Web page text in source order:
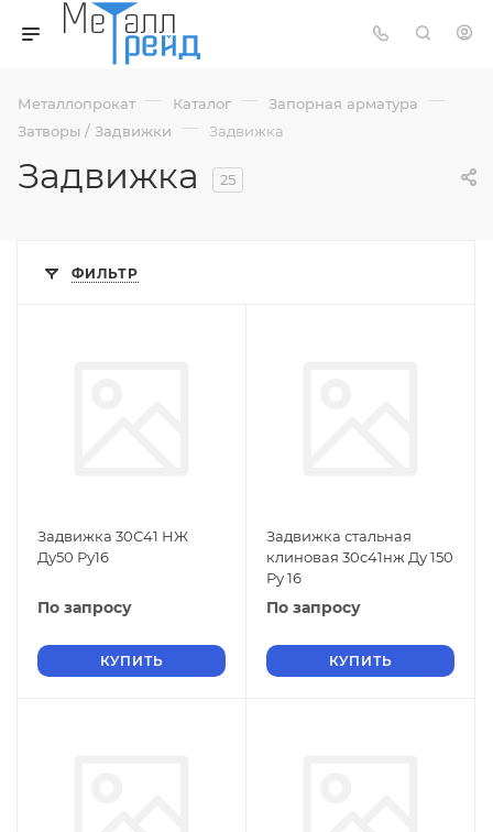
Металлопрокат — Каталог — Запорная арматура —
Затворы / Задвижки — Задвижка
Задвижка 25
ФИЛЬТР
Задвижка 30С41 НЖ
Ду50 Ру16
По запросу
КУПИТЬ
Задвижка стальная
клиновая 30с41нж Ду 150
Ру 16
По запросу
КУПИТЬ